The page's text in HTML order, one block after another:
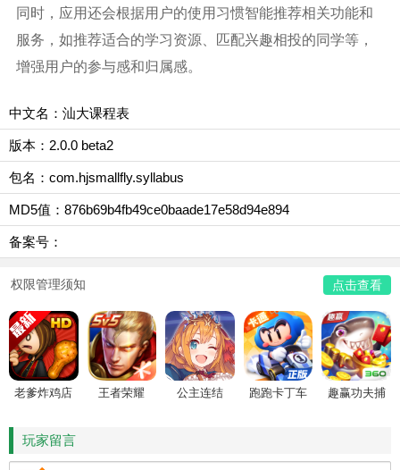
同时，应用还会根据用户的使用习惯智能推荐相关功能和
服务，如推荐适合的学习资源、匹配兴趣相投的同学等，
增强用户的参与感和归属感。
中文名：汕大课程表
版本：2.0.0 beta2
包名：com.hjsmallfly.syllabus
MD5值：876b69b4fb49ce0baade17e58d94e894
备案号：
权限管理须知 点击查看
老爹炸鸡店
王者荣耀 公主连结 跑跑卡丁车
趣赢功夫捕
玩家留言